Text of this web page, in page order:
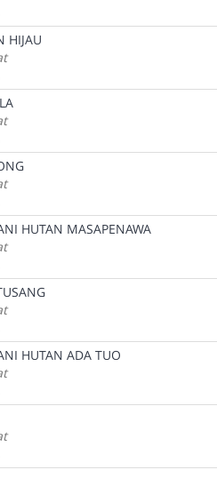
HIJAU
HUTAN MASAPENAWA
HUTAN ADA TUO